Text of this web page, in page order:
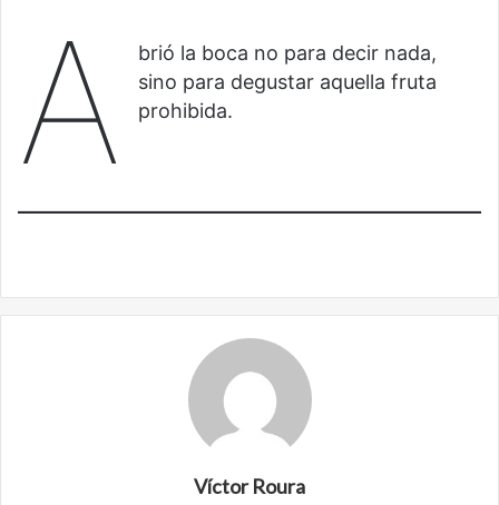
A
brió la boca no para decir nada,
sino para degustar aquella fruta
prohibida.
Víctor Roura